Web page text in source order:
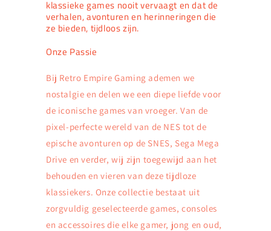
klassieke games nooit vervaagt en dat de
verhalen, avonturen en herinneringen die
ze bieden, tijdloos zijn.
Onze Passie
Bij Retro Empire Gaming ademen we
nostalgie en delen we een diepe liefde voor
de iconische games van vroeger. Van de
pixel-perfecte wereld van de NES tot de
epische avonturen op de SNES, Sega Mega
Drive en verder, wij zijn toegewijd aan het
behouden en vieren van deze tijdloze
klassiekers. Onze collectie bestaat uit
zorgvuldig geselecteerde games, consoles
en accessoires die elke gamer, jong en oud,